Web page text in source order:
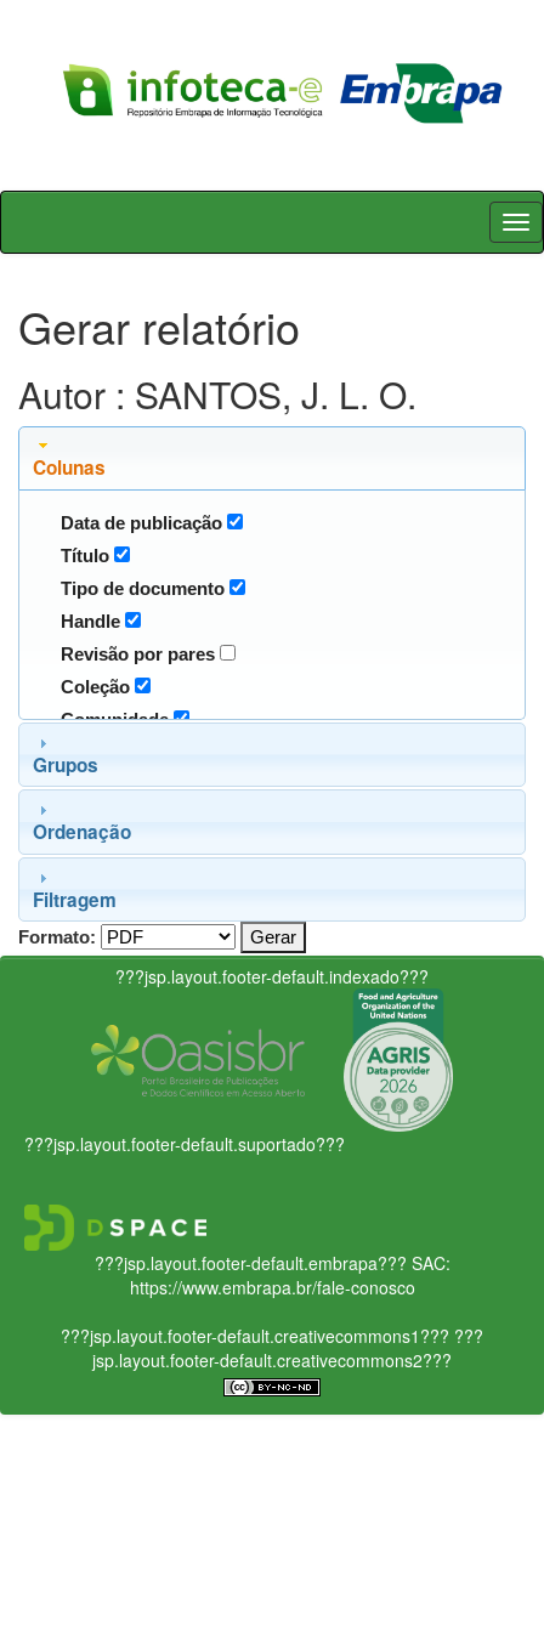
Skip
Gerar relatório
Autor : SANTOS, J. L. O.
Colunas
Data de publicação
Título
Tipo de documento
Handle
Revisão por pares
Coleção
Comunidade
Grupos
Ordenação
Filtragem
Formato:
???jsp.layout.footer-default.indexado???
???jsp.layout.footer-default.suportado???
???jsp.layout.footer-default.embrapa??? SAC:
https://www.embrapa.br/fale-conosco
???jsp.layout.footer-default.creativecommons1??? ???
jsp.layout.footer-default.creativecommons2???